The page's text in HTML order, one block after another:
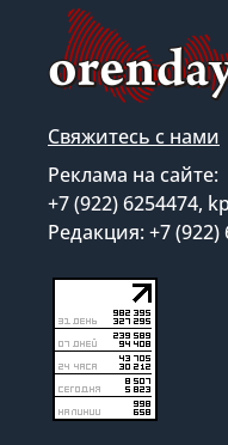
Свяжитесь с нами
Реклама на сайте:
+7 (922) 6254474,
Редакция: +7